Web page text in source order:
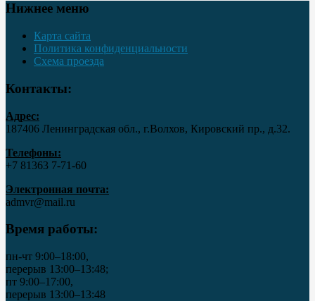
Нижнее меню
Карта сайта
Политика конфиденциальности
Схема проезда
Контакты:
Адрес:
187406 Ленинградская обл., г.Волхов, Кировский пр., д.32.
Телефоны:
+7 81363 7‑71-60
Электронная почта:
admvr@mail.ru
Время работы:
пн-чт 9:00–18:00,
перерыв 13:00–13:48;
пт 9:00–17:00,
перерыв 13:00–13:48